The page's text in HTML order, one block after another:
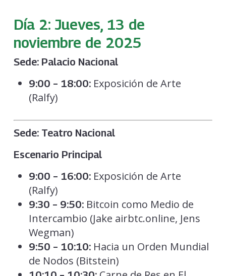
Día 2: Jueves, 13 de
noviembre de 2025
Sede: Palacio Nacional
9:00 – 18:00:Exposición de Arte
(Ralfy)
Sede: Teatro Nacional
Escenario Principal
9:00 – 16:00:Exposición de Arte
(Ralfy)
9:30 – 9:50:Bitcoin como Medio de
Intercambio (Jake airbtc.online, Jens
Wegman)
9:50 – 10:10:Hacia un Orden Mundial
de Nodos (Bitstein)